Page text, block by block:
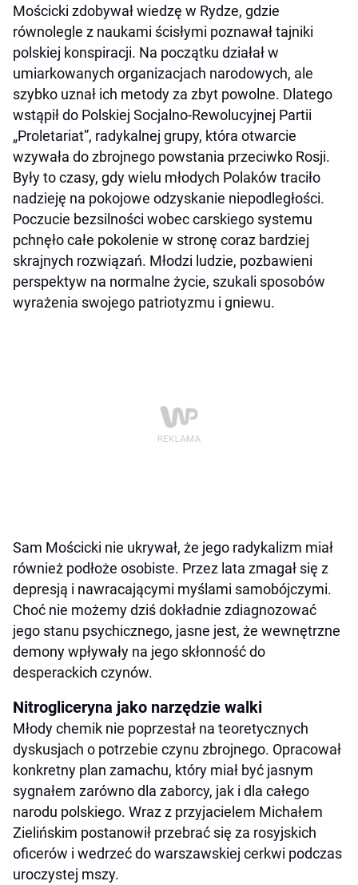
Mościcki zdobywał wiedzę w Rydze, gdzie
równolegle z naukami ścisłymi poznawał tajniki
polskiej konspiracji. Na początku działał w
umiarkowanych organizacjach narodowych, ale
szybko uznał ich metody za zbyt powolne. Dlatego
wstąpił do Polskiej Socjalno-Rewolucyjnej Partii
„Proletariat”, radykalnej grupy, która otwarcie
wzywała do zbrojnego powstania przeciwko Rosji.
Były to czasy, gdy wielu młodych Polaków traciło
nadzieję na pokojowe odzyskanie niepodległości.
Poczucie bezsilności wobec carskiego systemu
pchnęło całe pokolenie w stronę coraz bardziej
skrajnych rozwiązań. Młodzi ludzie, pozbawieni
perspektyw na normalne życie, szukali sposobów
wyrażenia swojego patriotyzmu i gniewu.
Sam Mościcki nie ukrywał, że jego radykalizm miał
również podłoże osobiste. Przez lata zmagał się z
depresją i nawracającymi myślami samobójczymi.
Choć nie możemy dziś dokładnie zdiagnozować
jego stanu psychicznego, jasne jest, że wewnętrzne
demony wpływały na jego skłonność do
desperackich czynów.
Nitrogliceryna jako narzędzie walki
Młody chemik nie poprzestał na teoretycznych
dyskusjach o potrzebie czynu zbrojnego. Opracował
konkretny plan zamachu, który miał być jasnym
sygnałem zarówno dla zaborcy, jak i dla całego
narodu polskiego. Wraz z przyjacielem Michałem
Zielińskim postanowił przebrać się za rosyjskich
oficerów i wedrzeć do warszawskiej cerkwi podczas
uroczystej mszy.